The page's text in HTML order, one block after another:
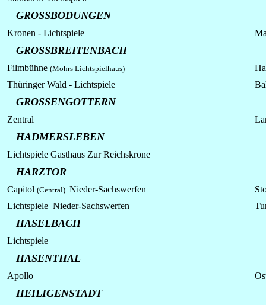
GROSSBODUNGEN
Kronen - Lichtspiele
GROSSBREITENBACH
Filmbühne (Mohrs Lichtspielhaus)
Thüringer Wald - Lichtspiele
GROSSENGOTTERN
Zentral
HADMERSLEBEN
Lichtspiele Gasthaus Zur Reichskrone
HARZTOR
Capitol (Central) Nieder-Sachswerfen
Lichtspiele Nieder-Sachswerfen
HASELBACH
Lichtspiele
HASENTHAL
Apollo
HEILIGENSTADT